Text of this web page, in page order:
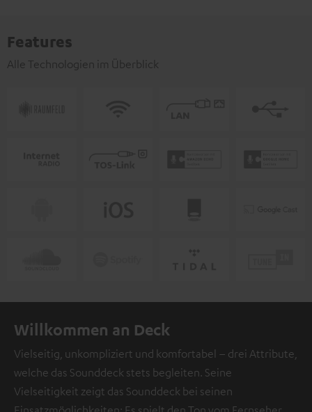
Features
Alle Technologien im Überblick
Willkommen an Deck
Vielseitig, unkompliziert und komfortabel – drei Attribute,
welche das Sounddeck stets begleiten. Seine
Vielseitigkeit zeigt das Sounddeck bei seinen